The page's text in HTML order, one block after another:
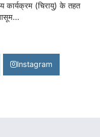
कार्यक्रम (चिरायु) के तहत
का कमाल, बकरी
हुआ आत्मविश्वास
Instagram